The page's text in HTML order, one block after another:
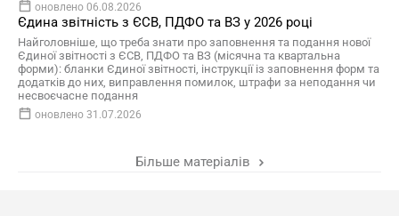
оновлено 06.08.2026
Єдина звітність з ЄСВ, ПДФО та ВЗ у 2026 році
Найголовніше, що треба знати про заповнення та подання нової
Єдиної звітності з ЄСВ, ПДФО та ВЗ (місячна та квартальна
форми): бланки Єдиної звітності, інструкції із заповнення форм та
додатків до них, виправлення помилок, штрафи за неподання чи
несвоєчасне подання
оновлено 31.07.2026
Більше матеріалів